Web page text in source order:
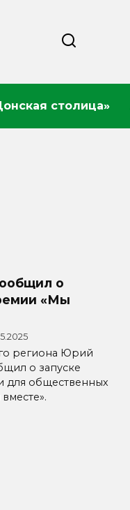
столица»
о
«Мы
региона Юрий
о запуске
для общественных